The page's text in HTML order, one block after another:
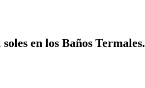
en los Baños Termales.